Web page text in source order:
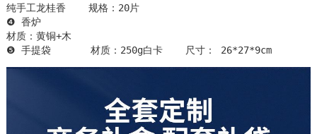
纯手工龙桂香    规格：20片
❹ 香炉
材质：黄铜+木
❺ 手提袋       材质：250g白卡    尺寸： 26*27*9cm